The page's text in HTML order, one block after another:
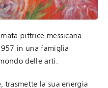
pittrice messicana
in una famiglia
delle arti.
trasmette la sua energia